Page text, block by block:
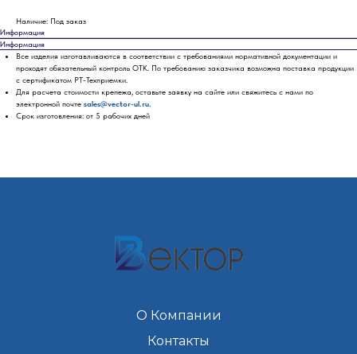
Наличие: Под заказ
Информация
Информация
Все изделия изготавливаются в соответствии с требованиями нормативной документации и
проходят обязательный контроль ОТК. По требованию заказчика возможна поставка продукции
с сертификатом РТ-Техприемки.
Для расчета стоимости крепежа, оставьте заявку на сайте или свяжитесь с нами по
электронной почте sales@vector-ul.ru.
Срок изготовления: от 5 рабочих дней
О Компании
Контакты